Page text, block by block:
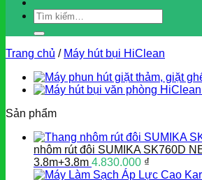
Tìm
kiếm:
Trang chủ / Máy hút bụi HiClean
Sản phẩm
nhôm rút đôi SUMIKA SK760D
3.8m+3.8m 4.830.000 ₫